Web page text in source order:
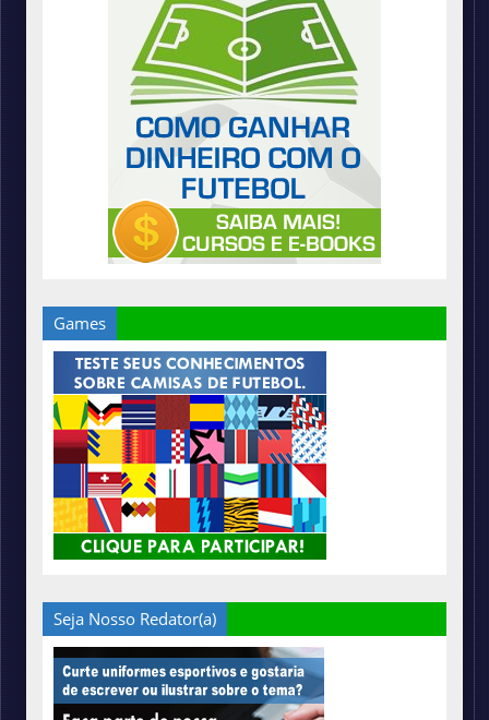
Games
Seja Nosso Redator(a)